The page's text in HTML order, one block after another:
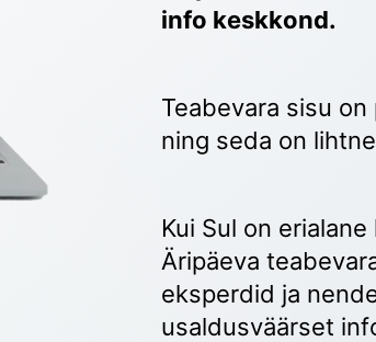
info keskkond.
Teabevara sisu
ning seda on
Kui Sul on
Äripäeva
eksperdid ja
usaldusväärset